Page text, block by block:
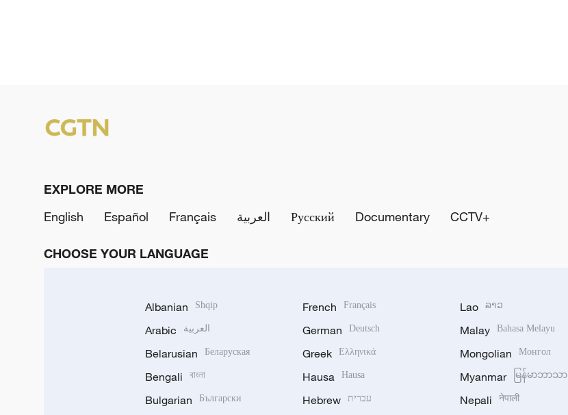
EXPLORE MORE
English
Español Français العربية Русский Documentary CCTV+
CHOOSE YOUR LANGUAGE
Albanian Shqip
Arabic العربية
Belarusian Беларуская
Bengali বাংলা
Bulgarian Български
French Français
German Deutsch
Greek Ελληνικά
Hausa Hausa
Hebrew עברית
Lao ລາວ
Malay Bahasa Melayu
Mongolian Монгол
Myanmar မြန်မာဘာသာ
Nepali नेपाली